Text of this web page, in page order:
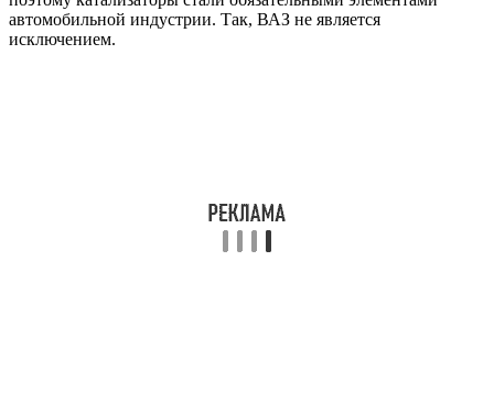
автомобильной индустрии. Так, ВАЗ не является
исключением.